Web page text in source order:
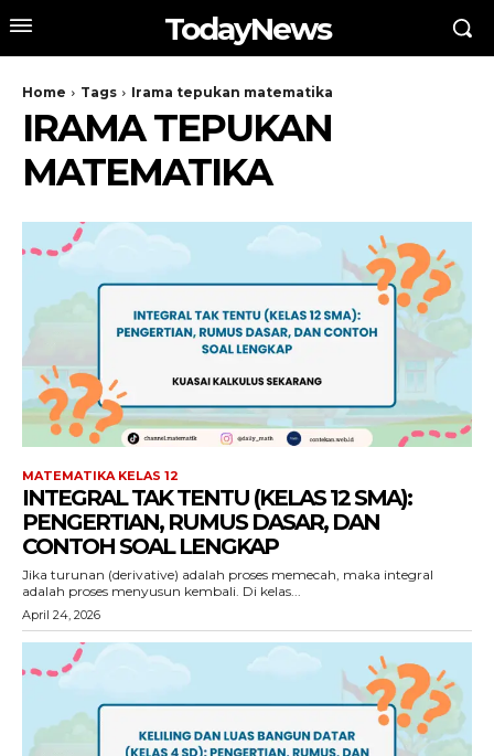
TodayNews
Home Tags Irama tepukan matematika
IRAMA TEPUKAN
MATEMATIKA
MATEMATIKA KELAS 12
INTEGRAL TAK TENTU (KELAS 12 SMA):
PENGERTIAN, RUMUS DASAR, DAN
CONTOH SOAL LENGKAP
Jika turunan (derivative) adalah proses memecah, maka integral
adalah proses menyusun kembali. Di kelas...
April 24, 2026